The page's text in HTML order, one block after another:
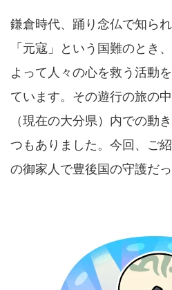
鎌倉時代、踊り念仏で知られ
「元寇」という国難のとき
よって人々の心を救う活動
ています。その遊行の旅の
（現在の大分県）内での動
つもありました。今回、ご
の御家人で豊後国の守護だ